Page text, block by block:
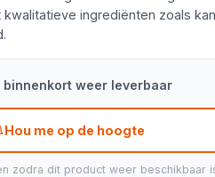
ingrediënten zoals
weer leverbaar
Hou me op de hoogte
zodra dit product weer beschikbaar